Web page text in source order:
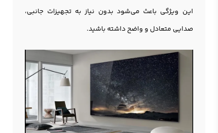
این ویژگی باعث می‌شود بدون نیاز به تجهیزات جانبی،
صدایی متعادل و واضح داشته باشید.